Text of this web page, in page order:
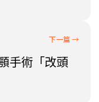
手術「改頭